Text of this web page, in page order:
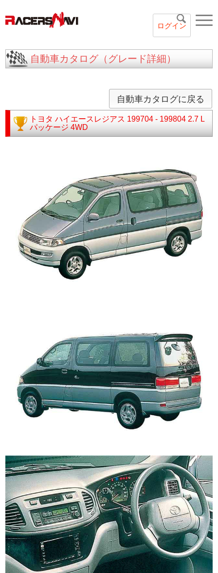
ログイン
自動車カタログ（グレード詳細）
自動車カタログに戻る
トヨタ ハイエースレジアス 199704 - 199804 2.7 L
パッケージ 4WD